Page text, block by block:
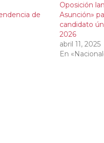
de
Oposición
Asunción»
candidato
2026
abril 11, 2025
En